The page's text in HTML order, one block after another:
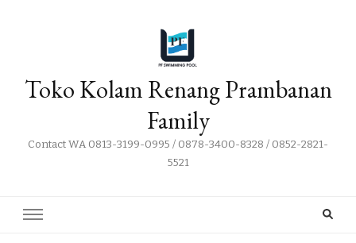
Toko Kolam Renang Prambanan
Family
Contact WA 0813-3199-0995 / 0878-3400-8328 / 0852-2821-
5521